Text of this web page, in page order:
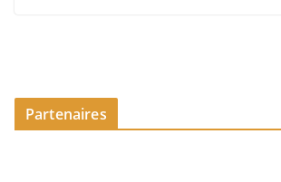
Partenaires